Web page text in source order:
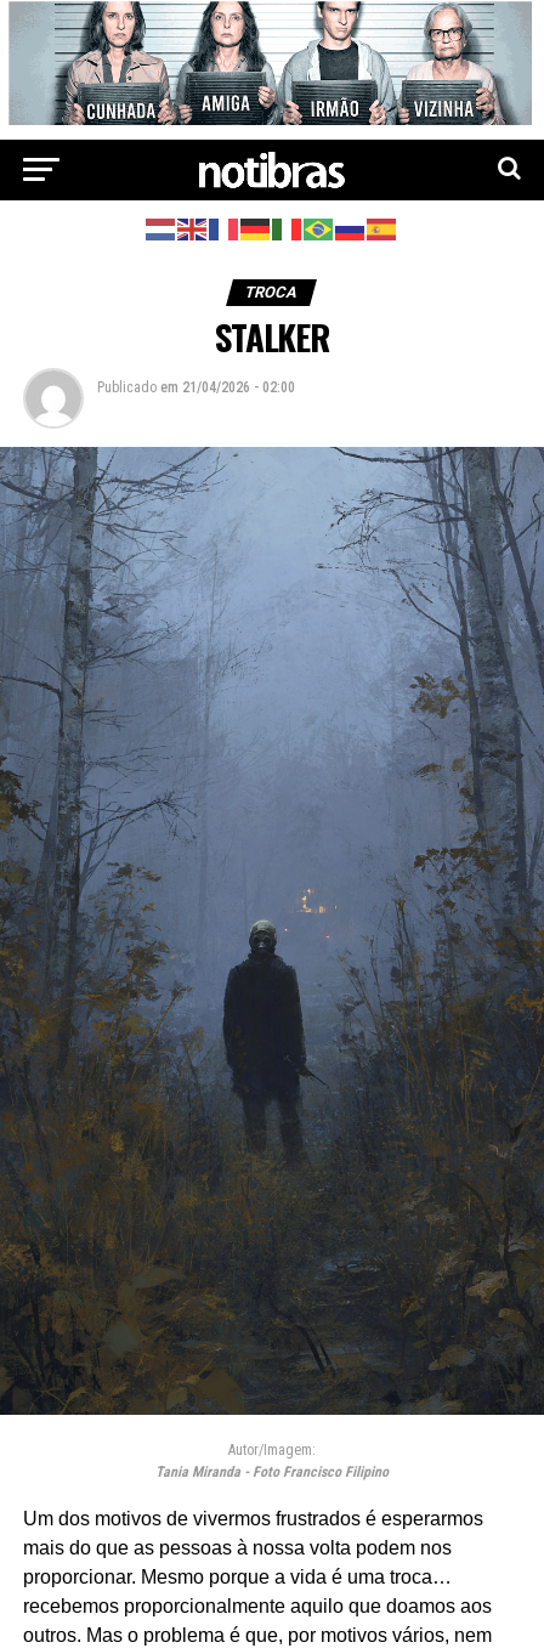
TROCA
STALKER
Publicado em 21/04/2026 - 02:00
Autor/Imagem:
Tania Miranda - Foto Francisco Filipino
Um dos motivos de vivermos frustrados é esperarmos
mais do que as pessoas à nossa volta podem nos
proporcionar. Mesmo porque a vida é uma troca…
recebemos proporcionalmente aquilo que doamos aos
outros. Mas o problema é que, por motivos vários, nem